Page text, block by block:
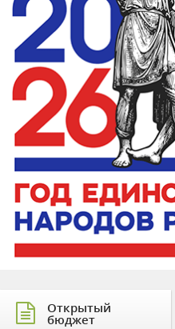
Открытый
бюджет